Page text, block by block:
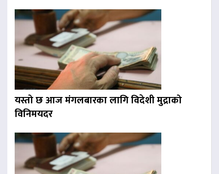
यस्तो छ आज मंगलबारका लागि विदेशी मुद्राको
विनिमयदर